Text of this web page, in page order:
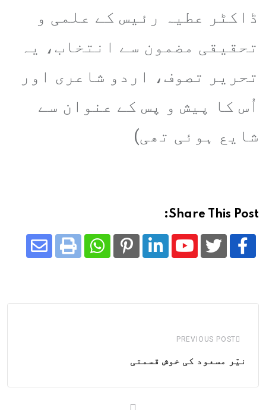
ڈاکٹر عطیہ رئیس کے علمی و
تحقیقی مضمون سے انتخاب، یہ
تحریر تصوف، اردو شاعری اور
اُس کا پیش و پس کے عنوان سے
شایع ہوئی تھی)
Share This Post:
Youtube
LinkedIn
Pinterest
Whatsapp
Print
PREVIOUS POST
نیّر مسعود کی خوش قسمتی